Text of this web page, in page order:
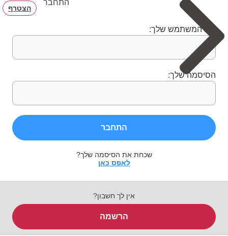
התחבר
הצטרף
שם המשתמש שלך:
הסיסמה שלך:
התחבר
שכחת את הסיסמה שלך?
לאפס כאן
אין לך חשבון?
הרשמה